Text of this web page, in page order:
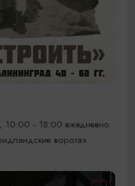
10:00 - 18:00 ежедневно
ворота»